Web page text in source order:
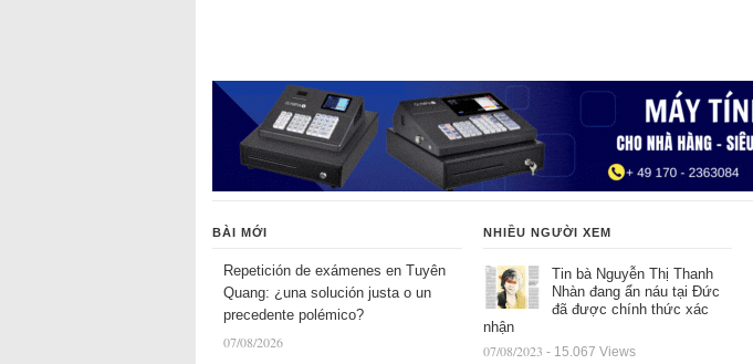
BÀI MỚI
Repetición de exámenes en Tuyên
Quang: ¿una solución justa o un
precedente polémico?
07/08/2026
NHIỀU NGƯỜI XEM
Tin bà Nguyễn Thị Thanh
Nhàn đang ẩn náu tại Đức
đã được chính thức xác
nhận
07/08/2023 - 15.067 Views